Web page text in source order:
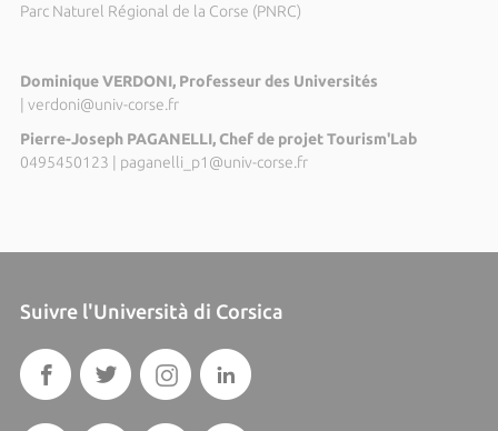
Parc Naturel Régional de la Corse (PNRC)
Dominique VERDONI, Professeur des Universités
| verdoni@univ-corse.fr
Pierre-Joseph PAGANELLI, Chef de projet Tourism'Lab
0495450123 | paganelli_p1@univ-corse.fr
Suivre l'Università di Corsica